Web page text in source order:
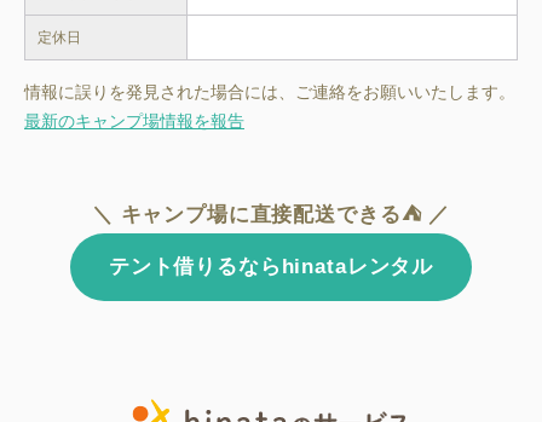
定休日
情報に誤りを発見された場合には、ご連絡をお願いいたします。
最新のキャンプ場情報を報告
＼ キャンプ場に直接配送できる⛺ ／
テント借りるならhinataレンタル